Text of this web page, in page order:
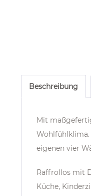
Beschreibung
Mit
eigenen vier
Raffrollos mit
Küche,